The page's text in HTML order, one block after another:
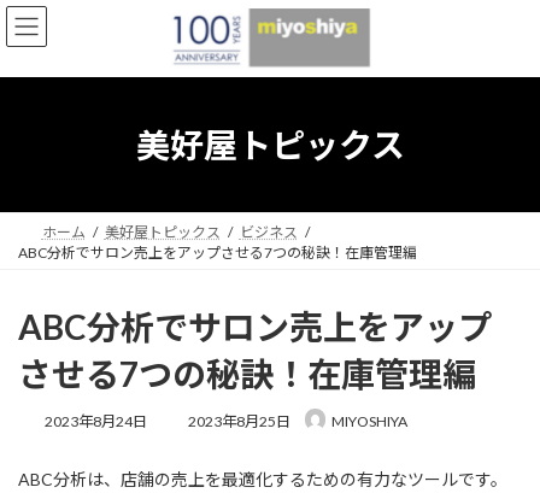
コ
ン
ン
ナ
ビ
ー
美好屋トピックス
ホーム 美好屋トピックス
ビジネス
ABC分析でサロン売上をアップさせる7つの秘訣！在庫管理編
ABC分析でサロン売上をアップ
させる7つの秘訣！在庫管理編
2023年8月24日
最
新
2023年8月25日 MIYOSHIYA
ABC分析は、店舗の売上を最適化するための有力なツールです。